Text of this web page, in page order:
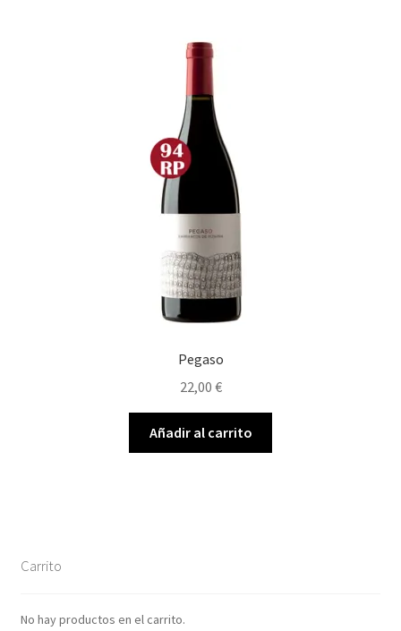
Pegaso
22,00 €
Añadir al carrito
Carrito
No hay productos en el carrito.